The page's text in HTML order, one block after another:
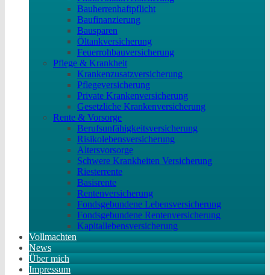
Bauherrenhaftpflicht
Baufinanzierung
Bausparen
Öltankversicherung
Feuerrohbauversicherung
Pflege & Krankheit
Krankenzusatzversicherung
Pflegeversicherung
Private Krankenversicherung
Gesetzliche Krankenversicherung
Rente & Vorsorge
Berufs­unfähigkeitsversicherung
Risikolebensversicherung
Altersvorsorge
Schwere Krankheiten Versicherung
Riesterrente
Basisrente
Rentenversicherung
Fondsgebundene Lebensversicherung
Fondsgebundene Rentenversicherung
Kapitallebensversicherung
Vollmachten
News
Über mich
Impressum